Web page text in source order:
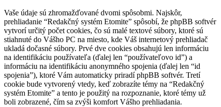
Vaše údaje sú zhromažďované dvomi spôsobmi. Najskôr,
prehliadanie “Redakčný systém Etomite” spôsobí, že phpBB softvér
vytvorí určitý počet cookies, čo sú malé textové súbory, ktoré sú
stiahnuté do Vášho PC na miesto, kde Váš internetový prehliadač
ukladá dočasné súbory. Prvé dve cookies obsahujú len informáciu
na identifikáciu používateľa (ďalej len “používateľovo id”) a
informáciu na identifikáciu anonymného spojenia (ďalej len “id
spojenia”), ktoré Vám automaticky priradí phpBB softvér. Tretí
cookie bude vytvorený vtedy, keď zobrazíte témy na “Redakčný
systém Etomite” a tento je použitý na rozpoznanie, ktoré témy už
boli zobrazené, čím sa zvýši komfort Vášho prehliadania.